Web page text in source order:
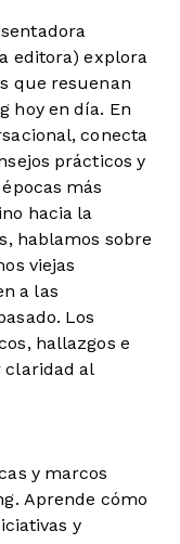
editora) explora
que resuenan
hoy en día. En
conecta
prácticos y
más
hacia la
hablamos sobre
viejas
a las
Los
hallazgos e
claridad al
y marcos
Aprende cómo
y